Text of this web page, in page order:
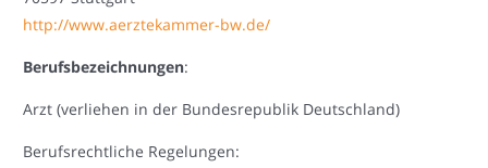
http://www.aerztekammer-bw.de/
Berufsbezeichnungen:
Arzt (verliehen in der Bundesrepublik Deutschland)
Berufsrechtliche Regelungen: